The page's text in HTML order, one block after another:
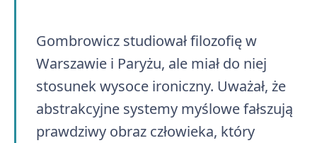
Gombrowicz studiował filozofię w
Warszawie i Paryżu, ale miał do niej
stosunek wysoce ironiczny. Uważał, że
abstrakcyjne systemy myślowe fałszują
prawdziwy obraz człowieka, który